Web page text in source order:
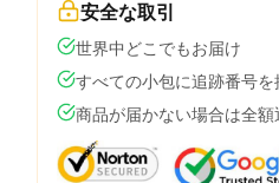
安全な取引
世界中どこでもお届け
すべての小包に追跡番号を
商品が届かない場合は全額